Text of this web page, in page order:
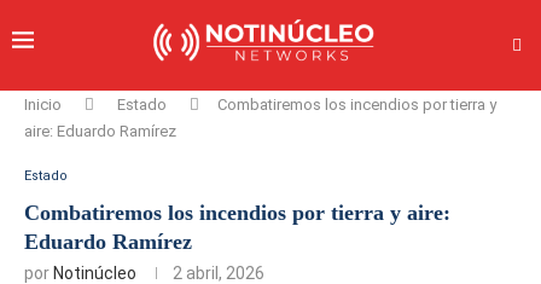
Inicio Estado
Combatiremos los incendios por tierra y
aire: Eduardo Ramírez
Estado
Combatiremos los incendios por tierra y aire:
Eduardo Ramírez
por Notinúcleo 2 abril, 2026